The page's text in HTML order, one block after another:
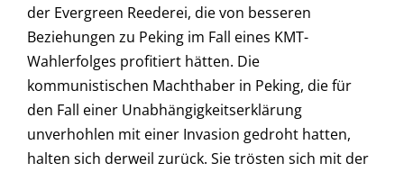
der Evergreen Reederei, die von besseren
Beziehungen zu Peking im Fall eines KMT-
Wahlerfolges profitiert hätten. Die
kommunistischen Machthaber in Peking, die für
den Fall einer Unabhängigkeitserklärung
unverhohlen mit einer Invasion gedroht hatten,
halten sich derweil zurück. Sie trösten sich mit der